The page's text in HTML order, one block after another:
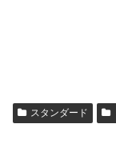
スタンダード